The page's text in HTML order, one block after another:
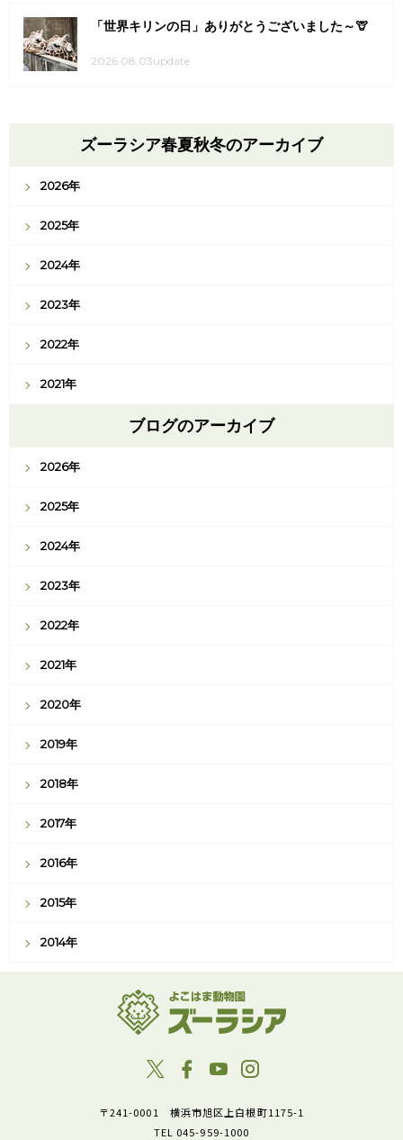
「世界キリンの日」ありがとうございました～🦒
2026.08.03update
ズーラシア春夏秋冬のアーカイブ
2026年
2025年
2024年
2023年
2022年
2021年
ブログのアーカイブ
2026年
2025年
2024年
2023年
2022年
2021年
2020年
2019年
2018年
2017年
2016年
2015年
2014年
〒241-0001 横浜市旭区上白根町1175-1
TEL 045-959-1000